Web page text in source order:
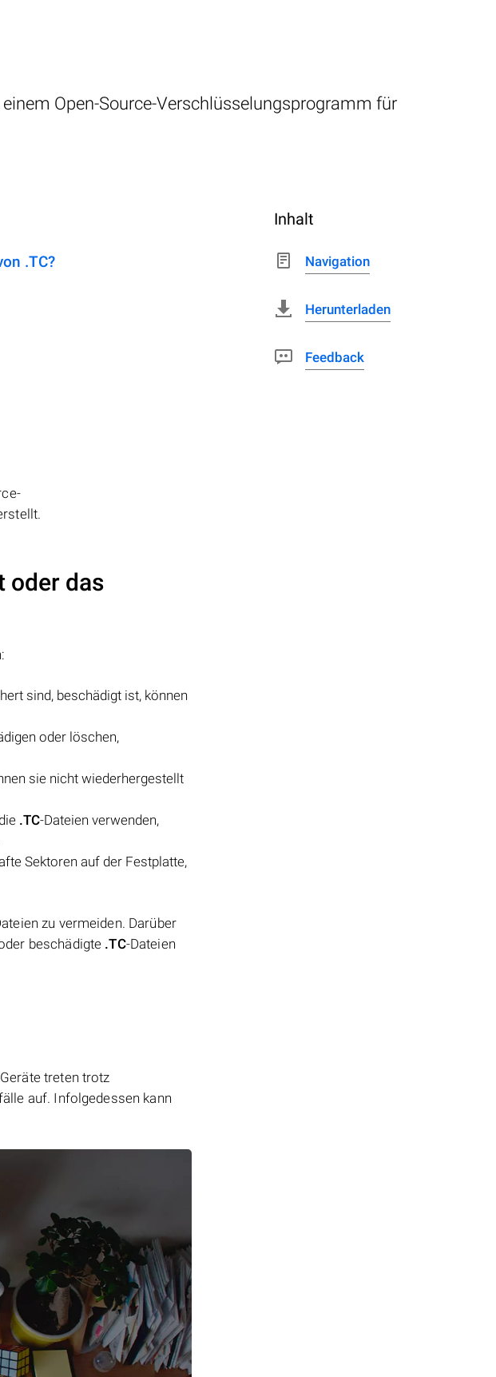
Open-Source-Verschlüsselungsprogramm für
.TC?
oder das
sind, beschädigt ist, können
oder löschen,
sie nicht wiederhergestellt
.TC-Dateien verwenden,
Sektoren auf der Festplatte,
zu vermeiden. Darüber
beschädigte .TC-Dateien
treten trotz
auf. Infolgedessen kann
Inhalt
Navigation
Herunterladen
Feedback